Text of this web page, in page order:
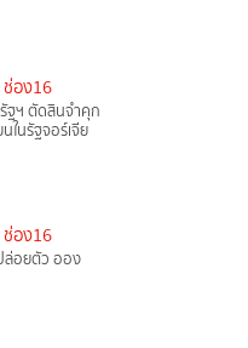
อง16
ฐฯ ตัดสินจำคุก
ในรัฐจอร์เจีย
อง16
ล่อยตัว ออง